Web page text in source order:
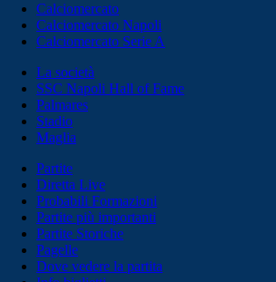
Calciomercato
Calciomercato Napoli
Calciomercato Serie A
La società
SSC Napoli Hall of Fame
Palmares
Stadio
Maglia
Partite
Diretta Live
Probabili Formazioni
Partite più importanti
Partite Storiche
Pagelle
Dove vedere la partita